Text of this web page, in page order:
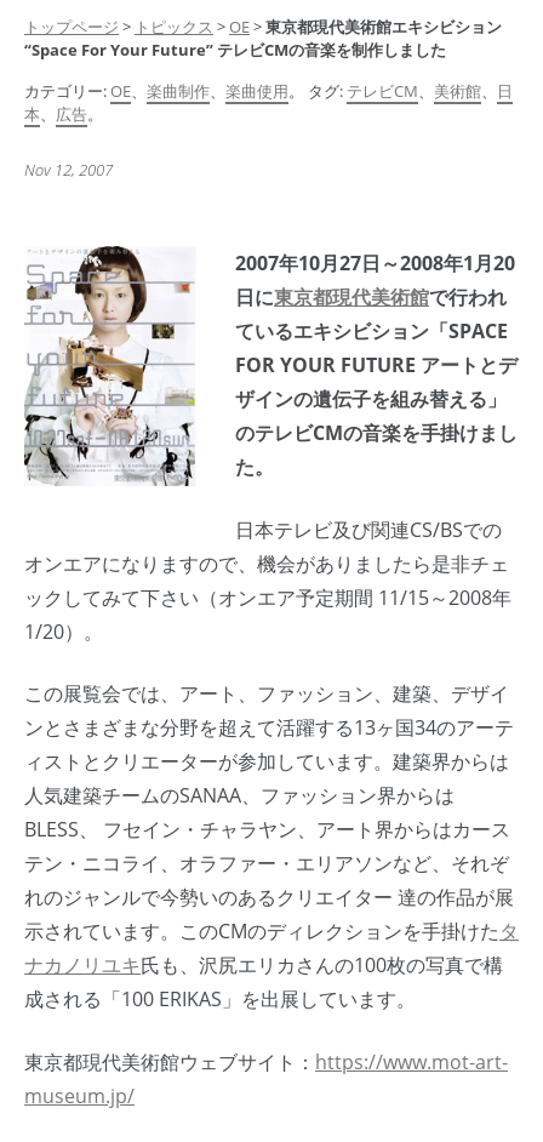
トップページ > トピックス >OE>東京都現代美術館エキシビション
“Space For Your Future” テレビCMの音楽を制作しました
カテゴリー:OE、 楽曲制作、 楽曲使用。 タグ: テレビCM、 美術館、
日
本、 広告。
Nov 12, 2007
2007年10月27日～2008年1月20
日に東京都現代美術館で行われ
ているエキシビション「SPACE
FOR YOUR FUTURE アートとデ
ザインの遺伝子を組み替える」
のテレビCMの音楽を手掛けまし
た。
日本テレビ及び関連CS/BSでの
オンエアになりますので、機会がありましたら是非チェ
ックしてみて下さい（オンエア予定期間 11/15～2008年
1/20）。
この展覧会では、アート、ファッション、建築、デザイ
ンとさまざまな分野を超えて活躍する13ヶ国34のアーテ
ィストとクリエーターが参加しています。建築界からは
人気建築チームのSANAA、ファッション界からは
BLESS、 フセイン・チャラヤン、アート界からはカース
テン・ニコライ、オラファー・エリアソンなど、それぞ
れのジャンルで今勢いのあるクリエイター 達の作品が展
示されています。このCMのディレクションを手掛けたタ
ナカノリユキ氏も、沢尻エリカさんの100枚の写真で構
成される「100 ERIKAS」を出展しています。
東京都現代美術館ウェブサイト： https://www.mot-art-
museum.jp/